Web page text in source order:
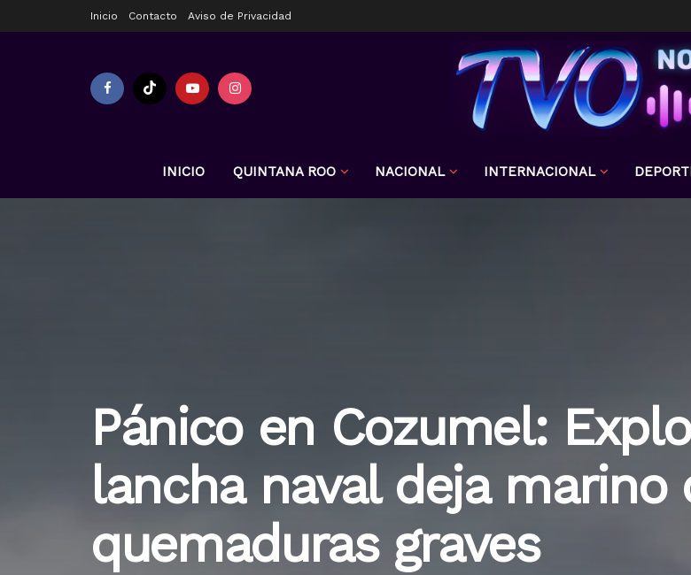
Inicio Contacto Aviso de Privacidad
INICIO QUINTANA ROO NACIONAL INTERNACIONAL
Pánico en Cozumel:
lancha naval deja marino
quemaduras graves